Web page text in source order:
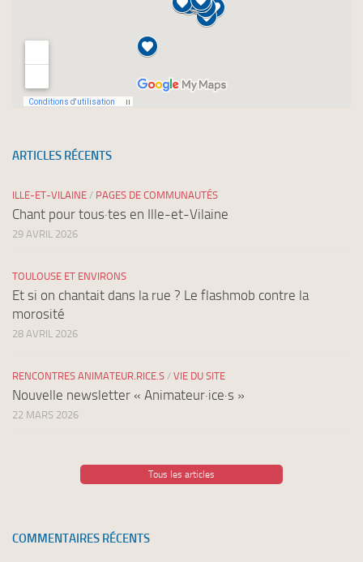
ARTICLES RÉCENTS
ILLE-ET-VILAINE / PAGES DE COMMUNAUTÉS
Chant pour tous·tes en Ille-et-Vilaine
29 AVRIL 2026
TOULOUSE ET ENVIRONS
Et si on chantait dans la rue ? Le flashmob contre la
morosité
28 AVRIL 2026
RENCONTRES ANIMATEUR.RICE.S / VIE DU SITE
Nouvelle newsletter « Animateur·ice·s »
22 MARS 2026
Tous les articles
COMMENTAIRES RÉCENTS